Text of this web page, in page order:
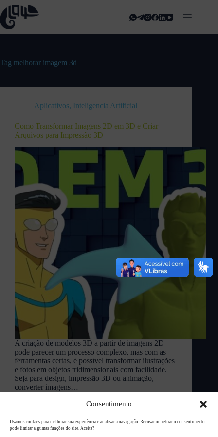
Consentimento
Usamos cookies para melhorar sua experiência e analisar a navegação. Recusar ou retirar o consentimento
pode limitar algumas funções do site. Aceita?
Tag melhorar imagem 3d
Aplicativos, Inteligencia Artificial
Como Transformar Imagens 2D em 3D e Criar
Arquivos para Impressão 3D
A criação de modelos 3D a partir de imagens 2D
pode parecer um processo complexo, mas com as
ferramentas certas, é possível transformar ilustrações
e fotos em objetos tridimensionais com facilidade.
Seja para design, impressão 3D ou animação,
converter imagens…